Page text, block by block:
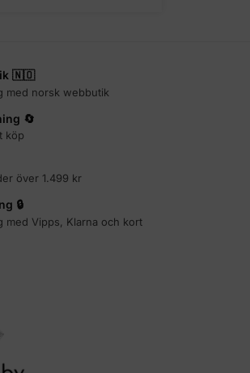
🇳🇴
med norsk webbutik
🔄
köp
över 1.499 kr
🔒
med Vipps, Klarna och kort